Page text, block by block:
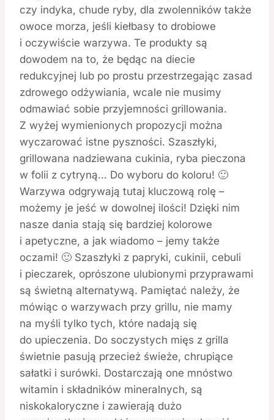
czy indyka, chude ryby, dla zwolenników także
owoce morza, jeśli kiełbasy to drobiowe
i oczywiście warzywa. Te produkty są
dowodem na to, że będąc na diecie
redukcyjnej lub po prostu przestrzegając zasad
zdrowego odżywiania, wcale nie musimy
odmawiać sobie przyjemności grillowania.
Z wyżej wymienionych propozycji można
wyczarować istne pyszności. Szaszłyki,
grillowana nadziewana cukinia, ryba pieczona
w folii z cytryną… Do wyboru do koloru! 🙂
Warzywa odgrywają tutaj kluczową rolę –
możemy je jeść w dowolnej ilości! Dzięki nim
nasze dania stają się bardziej kolorowe
i apetyczne, a jak wiadomo – jemy także
oczami! 🙂 Szaszłyki z papryki, cukinii, cebuli
i pieczarek, oprószone ulubionymi przyprawami
są świetną alternatywą. Pamiętać należy, że
mówiąc o warzywach przy grillu, nie mamy
na myśli tylko tych, które nadają się
do upieczenia. Do soczystych mięs z grilla
świetnie pasują przecież świeże, chrupiące
sałatki i surówki. Dostarczają one mnóstwo
witamin i składników mineralnych, są
niskokaloryczne i zawierają dużo